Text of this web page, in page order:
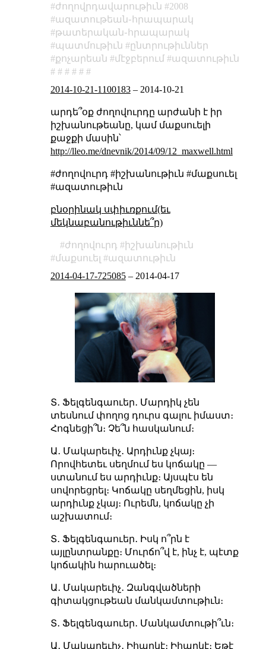
ժողովրդավարութիւն
2008
ազատութեան֊հրապարակ
թատերական֊հրապարակ
պատմութիւն
ընտրութիւններ
քոչարեան
մէջբերում ազատութիւն
2014-10-21-1100183– 2014-10-21
արդե՞օք ժողովուրդը արժանի է իր
իշխանութեանը, կամ մաքսուելի
քաջքի մասին՝
http://lleo.me/dnevnik/2014/09/12_maxwell.html
#ժողովուրդ #իշխանութիւն #մաքսուել
#ազատութիւն
բնօրինակ սփիւռքում(եւ
մեկնաբանութիւննե՞ր)
ժողովուրդ
իշխանութիւն
մաքսուել
ազատութիւն
2014-04-17-725085– 2014-04-17
Տ․ Ֆելգենգաուեր․ Մարդիկ չեն
տեսնում փողոց դուրս գալու իմաստ։
Հոգնեցի՞ն։ Չե՞ն հասկանում։
Ա․ Մակարեւիչ․ Արդիւնք չկայ։
Որովհետեւ սեղմում ես կոճակը —
ստանում ես արդիւնք։ Այսպէս են
սովորեցրել։ Կոճակը սեղմեցին, իսկ
արդիւնք չկայ։ Ուրեմն, կոճակը չի
աշխատում։
Տ․ Ֆելգենգաուեր․ Իսկ ո՞րն է
այլընտրանքը։ Մուրճո՞վ է, ինչ է, պէտք
կոճակին հարուածել։
Ա․ Մակարեւիչ․ Զանգվածների
գիտակցութեան մանկամտութիւն։
Տ․ Ֆելգենգաուեր․ Մանկամտութի՞ւն։
Ա․ Մակարեւիչ․ Իհարկէ։ Իհարկէ։ Եթէ